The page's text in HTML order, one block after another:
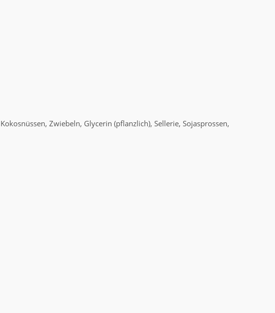
Zwiebeln, Glycerin (pflanzlich), Sellerie, Sojasprossen,